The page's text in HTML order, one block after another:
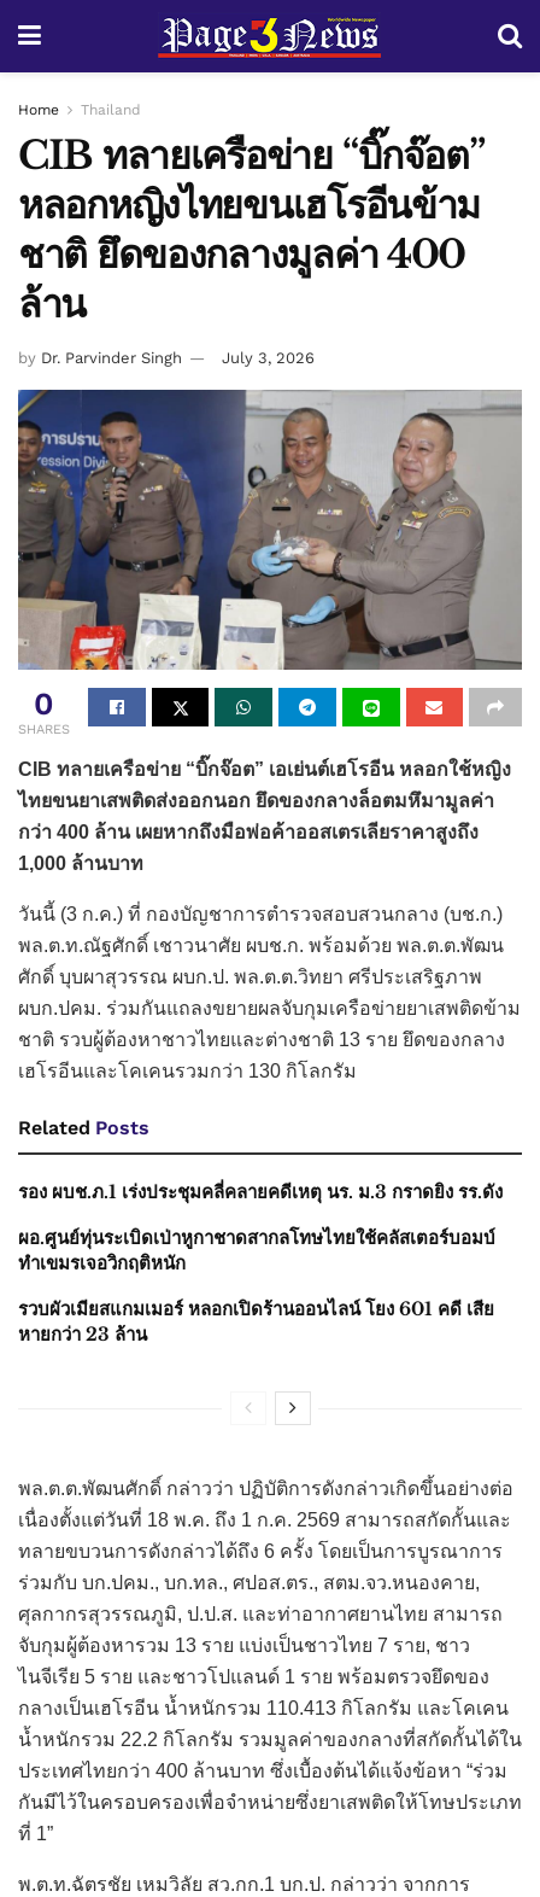
Home Thailand
CIB ทลายเครือข่าย “บิ๊กจ๊อต”
หลอกหญิงไทยขนเฮโรอีนข้าม
ชาติ ยึดของกลางมูลค่า 400
ล้าน
by Dr. Parvinder Singh July 3, 2026
0
SHARES
CIB ทลายเครือข่าย “บิ๊กจ๊อต” เอเย่นต์เฮโรอีน หลอกใช้หญิง
ไทยขนยาเสพติดส่งออกนอก ยึดของกลางล็อตมหึมามูลค่า
กว่า 400 ล้าน เผยหากถึงมือพ่อค้าออสเตรเลียราคาสูงถึง
1,000 ล้านบาท
วันนี้ (3 ก.ค.) ที่ กองบัญชาการตำรวจสอบสวนกลาง (บช.ก.)
พล.ต.ท.ณัฐศักดิ์ เชาวนาศัย ผบช.ก. พร้อมด้วย พล.ต.ต.พัฒน
ศักดิ์ บุบผาสุวรรณ ผบก.ป. พล.ต.ต.วิทยา ศรีประเสริฐภาพ
ผบก.ปคม. ร่วมกันแถลงขยายผลจับกุมเครือข่ายยาเสพติดข้าม
ชาติ รวบผู้ต้องหาชาวไทยและต่างชาติ 13 ราย ยึดของกลาง
เฮโรอีนและโคเคนรวมกว่า 130 กิโลกรัม
Related Posts
รอง ผบช.ภ.1 เร่งประชุมคลี่คลายคดีเหตุ นร. ม.3 กราดยิง รร.ดัง
ผอ.ศูนย์ทุ่นระเบิดเป่าหูกาชาดสากลโทษไทยใช้คลัสเตอร์บอมบ์
ทำเขมรเจอวิกฤติหนัก
รวบผัวเมียสแกมเมอร์ หลอกเปิดร้านออนไลน์ โยง 601 คดี เสีย
หายกว่า 23 ล้าน
พล.ต.ต.พัฒนศักดิ์ กล่าวว่า ปฏิบัติการดังกล่าวเกิดขึ้นอย่างต่อ
เนื่องตั้งแต่วันที่ 18 พ.ค. ถึง 1 ก.ค. 2569 สามารถสกัดกั้นและ
ทลายขบวนการดังกล่าวได้ถึง 6 ครั้ง โดยเป็นการบูรณาการ
ร่วมกับ บก.ปคม., บก.ทล., ศปอส.ตร., สตม.จว.หนองคาย,
ศุลกากรสุวรรณภูมิ, ป.ป.ส. และท่าอากาศยานไทย สามารถ
จับกุมผู้ต้องหารวม 13 ราย แบ่งเป็นชาวไทย 7 ราย, ชาว
ไนจีเรีย 5 ราย และชาวโปแลนด์ 1 ราย พร้อมตรวจยึดของ
กลางเป็นเฮโรอีน น้ำหนักรวม 110.413 กิโลกรัม และโคเคน
น้ำหนักรวม 22.2 กิโลกรัม รวมมูลค่าของกลางที่สกัดกั้นได้ใน
ประเทศไทยกว่า 400 ล้านบาท ซึ่งเบื้องต้นได้แจ้งข้อหา “ร่วม
กันมีไว้ในครอบครองเพื่อจำหน่ายซึ่งยาเสพติดให้โทษประเภท
ที่ 1”
พ.ต.ท.ฉัตรชัย เหมวิลัย สว.กก.1 บก.ป. กล่าวว่า จากการ